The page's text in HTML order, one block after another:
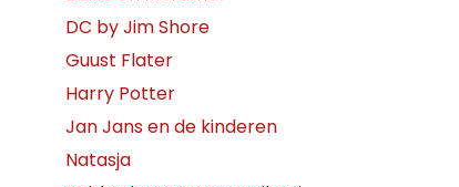
DC by Jim Shore
Guust Flater
Harry Potter
Jan Jans en de kinderen
Natasja